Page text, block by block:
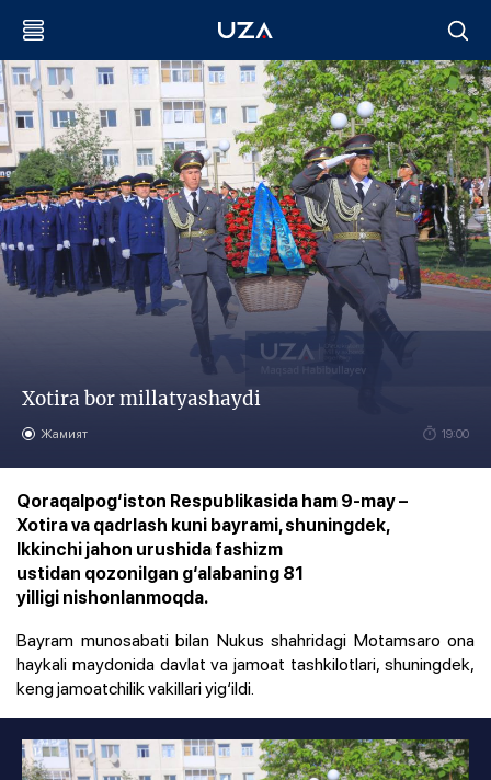
Xotira bor millatyashaydi
Жамият 19:00
Qoraqalpog‘iston Respublikasida ham 9-may –
Xotira va qadrlash kuni bayrami, shuningdek,
Ikkinchi jahon urushida fashizm
ustidan qozonilgan g‘alabaning 81
yilligi nishonlanmoqda.
Bayram munosabati bilan Nukus shahridagi Motamsaro ona
haykali maydonida davlat va jamoat tashkilotlari, shuningdek,
keng jamoatchilik vakillari yig‘ildi.